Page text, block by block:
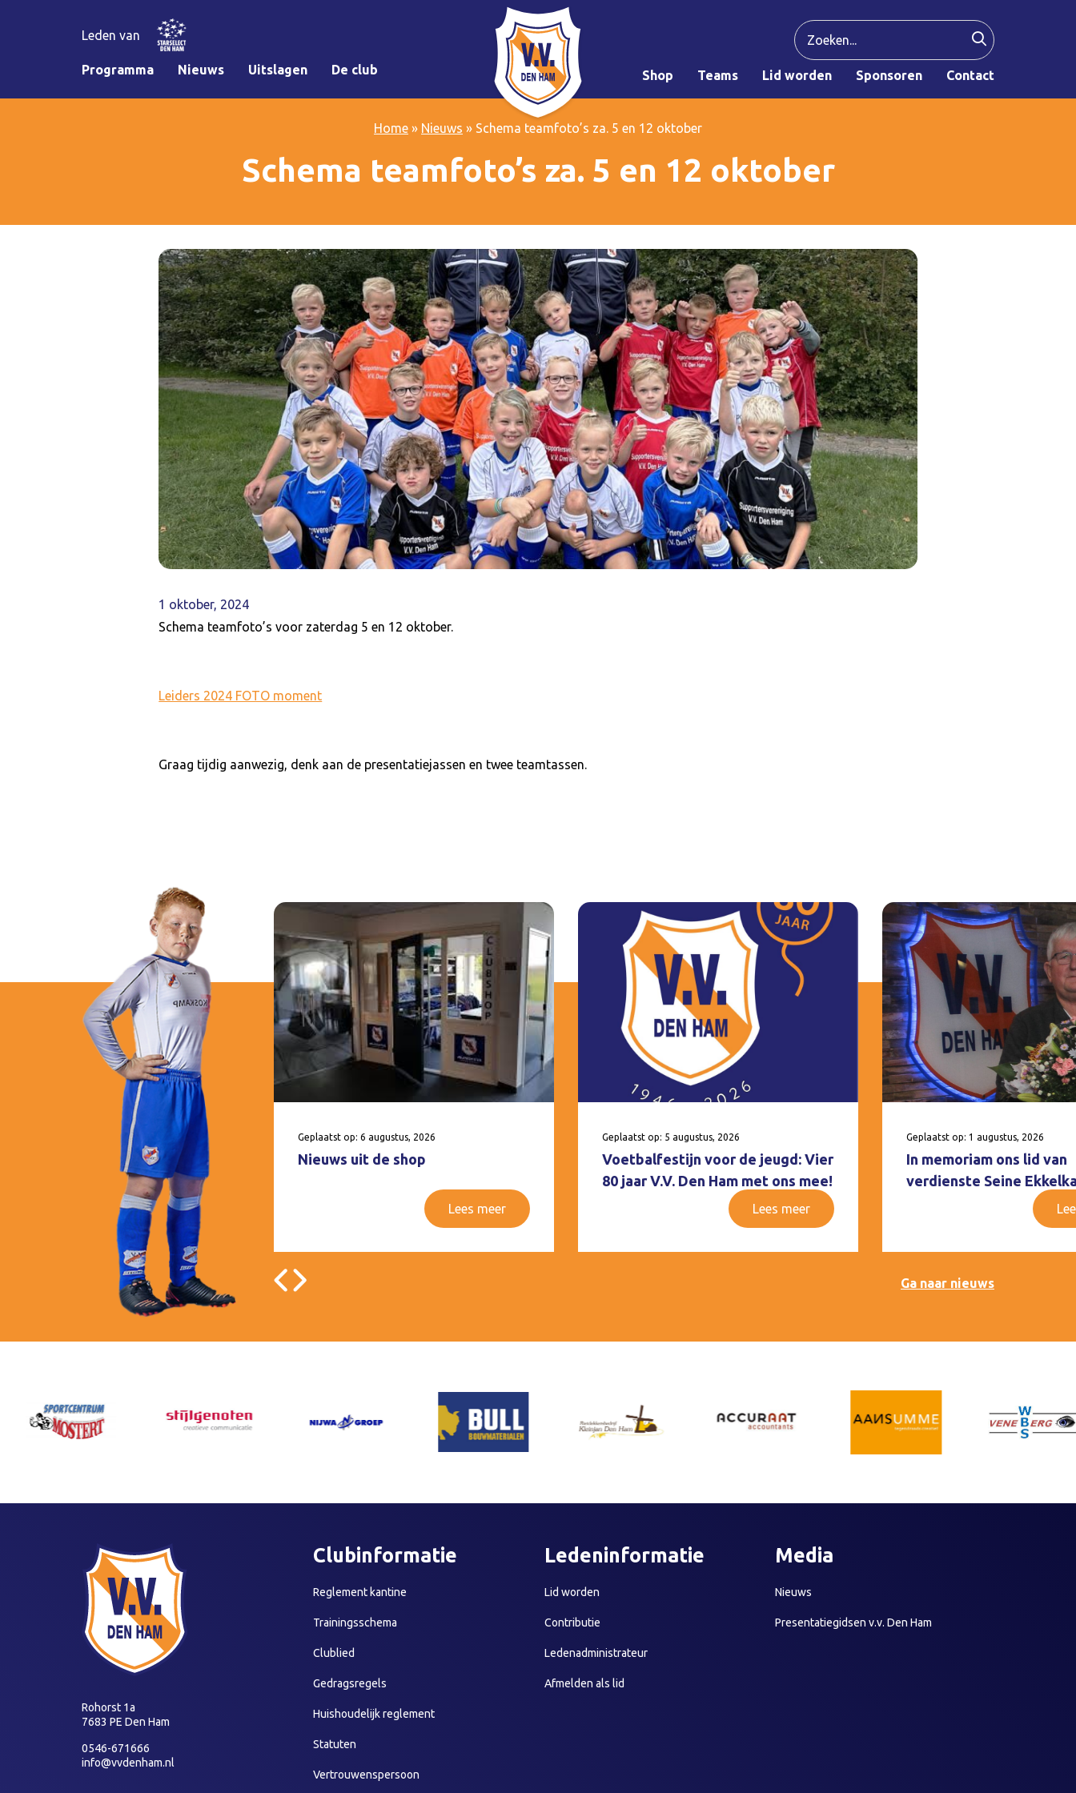
Leden van
Programma Nieuws Uitslagen De club Shop Teams Lid worden Sponsoren Contact
Home » Nieuws » Schema teamfoto’s za. 5 en 12 oktober
Schema teamfoto’s za. 5 en 12 oktober
1 oktober, 2024
Schema teamfoto’s voor zaterdag 5 en 12 oktober.
Leiders 2024 FOTO moment
Graag tijdig aanwezig, denk aan de presentatiejassen en twee teamtassen.
Geplaatst op: 6 augustus, 2026
Nieuws uit de shop
Lees meer
Geplaatst op: 5 augustus, 2026
Voetbalfestijn voor de jeugd: Vier
80 jaar V.V. Den Ham met ons mee!
Lees meer
Geplaatst op: 1 augustus, 2026
In memoriam ons lid van
verdienste Seine
Ga naar nieuws
Rohorst 1a
7683 PE Den Ham
0546-671666
info@vvdenham.nl
Clubinformatie
Reglement kantine
Trainingsschema
Clublied
Gedragsregels
Huishoudelijk reglement
Statuten
Vertrouwenspersoon
Ledeninformatie
Lid worden
Contributie
Ledenadministrateur
Afmelden als lid
Media
Nieuws
Presentatiegidsen v.v. Den Ham